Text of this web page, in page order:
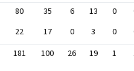
80 35 6 13 0
22 17 0 3 0
181 100 26 19 1